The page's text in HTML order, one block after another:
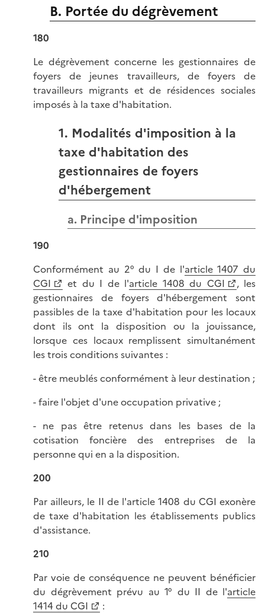
B. Portée du dégrèvement
180
Le dégrèvement concerne les gestionnaires de
foyers de jeunes travailleurs, de foyers de
travailleurs migrants et de résidences sociales
imposés à la taxe d'habitation.
1. Modalités d'imposition à la
taxe d'habitation des
gestionnaires de foyers
d'hébergement
a. Principe d'imposition
190
Conformément au 2° du I de l'article 1407 du
CGI
et du I de l'article 1408 du CGI
, les
gestionnaires de foyers d'hébergement sont
passibles de la taxe d'habitation pour les locaux
dont ils ont la disposition ou la jouissance,
lorsque ces locaux remplissent simultanément
les trois conditions suivantes :
- être meublés conformément à leur destination ;
- faire l'objet d'une occupation privative ;
- ne pas être retenus dans les bases de la
cotisation foncière des entreprises de la
personne qui en a la disposition.
200
Par ailleurs, le II de l'article 1408 du CGI exonère
de taxe d'habitation les établissements publics
d'assistance.
210
Par voie de conséquence ne peuvent bénéficier
du dégrèvement prévu au 1° du II de l'article
1414 du CGI
: